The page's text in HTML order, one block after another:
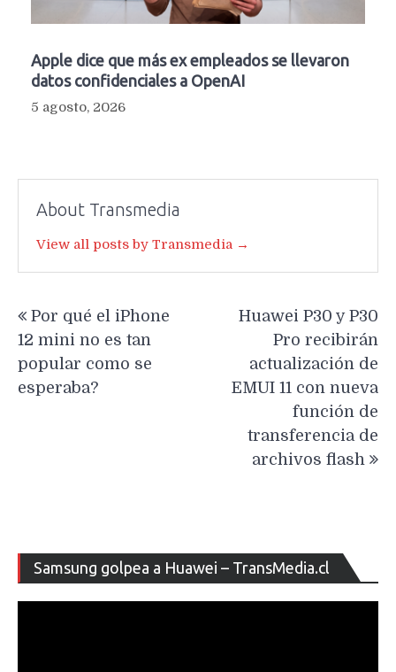
Apple dice que más ex empleados se llevaron
datos confidenciales a OpenAI
5 agosto, 2026
About Transmedia
View all posts by Transmedia →
de
entradas
Por qué el iPhone
12 mini no es tan
popular como se
esperaba?
Huawei P30 y P30
Pro recibirán
actualización de
EMUI 11 con nueva
función de
transferencia de
archivos flash
Samsung golpea a Huawei – TransMedia.cl
de